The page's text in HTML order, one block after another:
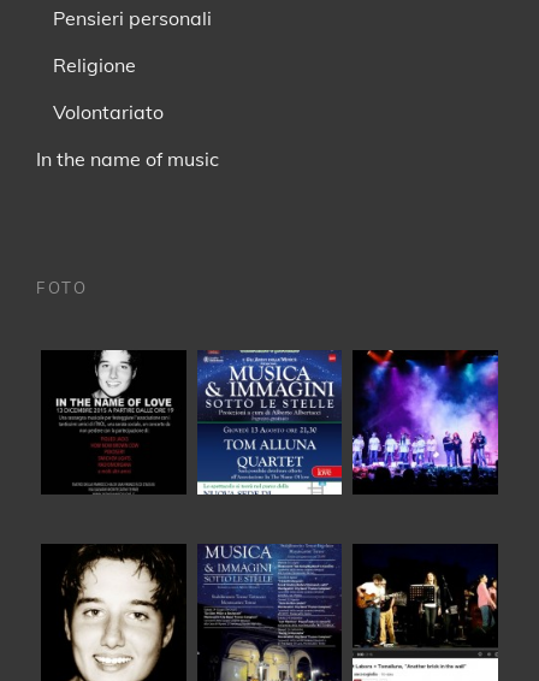
Pensieri personali
Religione
Volontariato
In the name of music
FOTO